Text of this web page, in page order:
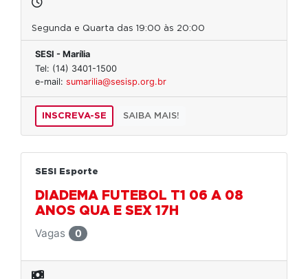
Segunda e Quarta das 19:00 às 20:00
SESI - Marília
Tel: (14) 3401-1500
e-mail: sumarilia@sesisp.org.br
INSCREVA-SE SAIBA MAIS!
SESI Esporte
DIADEMA FUTEBOL T1 06 A 08
ANOS QUA E SEX 17H
Vagas
0